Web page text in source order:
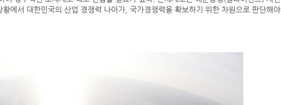
에서 대한민국의 산업 경쟁력 나아가, 국가경쟁력을 확보하기 위한 차원으로 판단해야
인사/ 해양수산부